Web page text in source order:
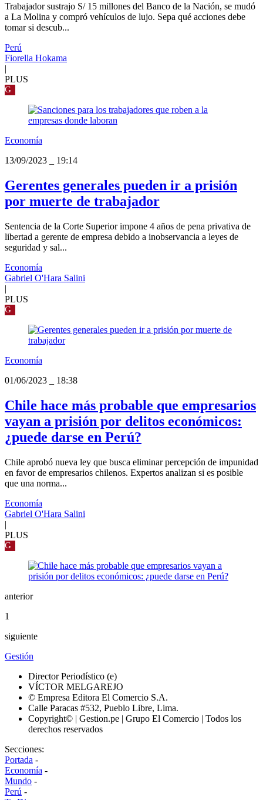
Trabajador sustrajo S/ 15 millones del Banco de la Nación, se mudó
a La Molina y compró vehículos de lujo. Sepa qué acciones debe
tomar si descub...
Perú
Fiorella Hokama
|
PLUS
G
Economía
13/09/2023
19:14
Gerentes generales pueden ir a prisión
por muerte de trabajador
Sentencia de la Corte Superior impone 4 años de pena privativa de
libertad a gerente de empresa debido a inobservancia a leyes de
seguridad y sal...
Economía
Gabriel O'Hara Salini
|
PLUS
G
Economía
01/06/2023
18:38
Chile hace más probable que empresarios
vayan a prisión por delitos económicos:
¿puede darse en Perú?
Chile aprobó nueva ley que busca eliminar percepción de impunidad
en favor de empresarios chilenos. Expertos analizan si es posible
que una norma...
Economía
Gabriel O'Hara Salini
|
PLUS
G
anterior
1
siguiente
Gestión
Director Periodístico (e)
VÍCTOR MELGAREJO
© Empresa Editora El Comercio S.A.
Calle Paracas #532, Pueblo Libre, Lima.
Copyright© | Gestion.pe | Grupo El Comercio | Todos los
derechos reservados
Secciones:
Portada -
Economía -
Mundo -
Perú -